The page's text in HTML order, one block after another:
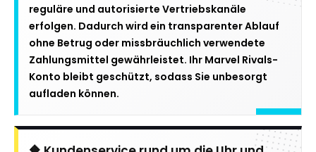
reguläre und autorisierte Vertriebskanäle
erfolgen. Dadurch wird ein transparenter Ablauf
ohne Betrug oder missbräuchlich verwendete
Zahlungsmittel gewährleistet. Ihr Marvel Rivals-
Konto bleibt geschützt, sodass Sie unbesorgt
aufladen können.